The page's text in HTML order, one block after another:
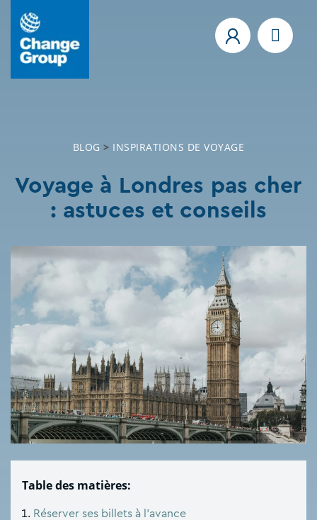
BLOG > INSPIRATIONS DE VOYAGE
Voyage à Londres pas cher
: astuces et conseils
Table des matières:
Réserver ses billets à l’avance